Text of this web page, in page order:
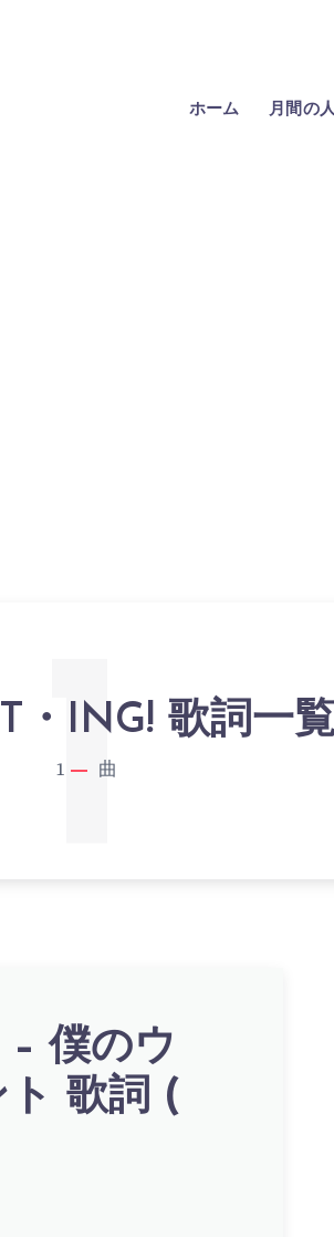
ホーム 月間の
・ING! 歌詞一
1 曲
1
僕のウ
ト 歌詞 (